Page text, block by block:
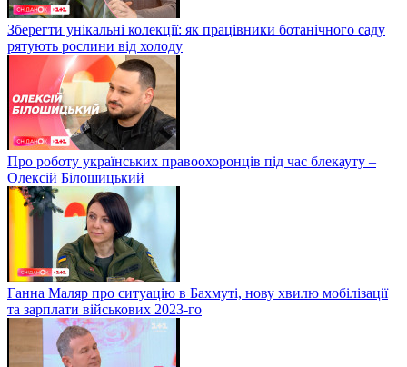
Зберегти унікальні колекції: як працівники ботанічного саду
рятують рослини від холоду
Про роботу українських правоохоронців під час блекауту –
Олексій Білошицький
Ганна Маляр про ситуацію в Бахмуті, нову хвилю мобілізації
та зарплати військових 2023-го